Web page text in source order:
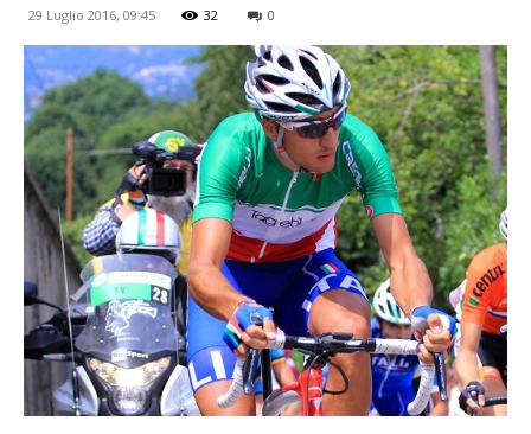
29 Luglio 2016, 09:45 32 0